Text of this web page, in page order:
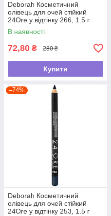
Deborah Косметичний
олівець для очей стійкий
24Ore у відтінку 266, 1.5 г
В наявності
72,80 ₴ 280 ₴
Купити
–74%
Deborah Косметичний
олівець для очей стійкий
24Ore у відтінку 253, 1.5 г